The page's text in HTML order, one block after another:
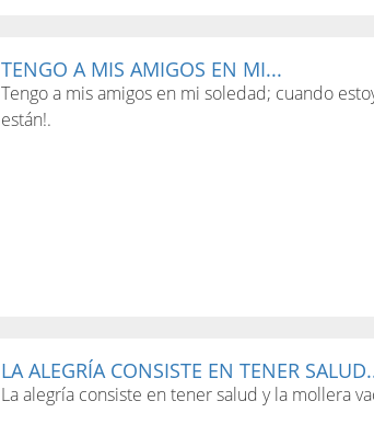
TENGO A MIS AMIGOS EN MI...
Tengo a mis amigos en mi soledad; cuando
están!.
LA ALEGRÍA CONSISTE EN TENER
La alegría consiste en tener salud y la mollera